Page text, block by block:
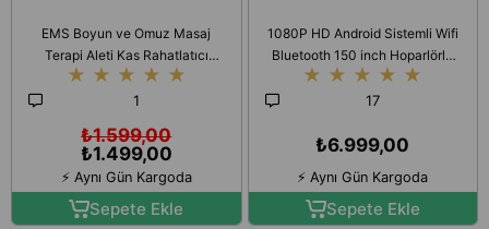
EMS Boyun ve Omuz Masaj
Terapi Aleti Kas Rahatlatıcı
Yorgunluk Giderici Derin Doku
Masajı
★ ★ ★ ★ ★
1
₺1.499,00
₺1.599,00
Sepete Ekle
⚡ Aynı Gün Kargoda
1080P HD Android Sistemli Wifi
Bluetooth 150 inch Hoparlörlü
HDMI 500 ANS Akıllı
Projeksiyon Cihazı
★ ★ ★ ★ ★
17
₺6.999,00
Sepete Ekle
⚡ Aynı Gün Kargoda